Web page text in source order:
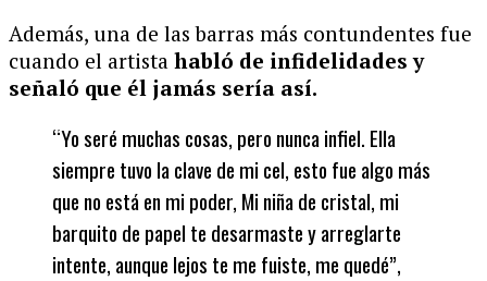
Además, una de las barras más contundentes fue
cuando el artista habló de infidelidades y
señaló que él jamás sería así.
“Yo seré muchas cosas, pero nunca infiel. Ella
siempre tuvo la clave de mi cel, esto fue algo más
que no está en mi poder, Mi niña de cristal, mi
barquito de papel te desarmaste y arreglarte
intente, aunque lejos te me fuiste, me quedé”,